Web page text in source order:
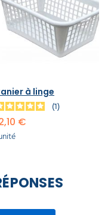
à linge
1
€